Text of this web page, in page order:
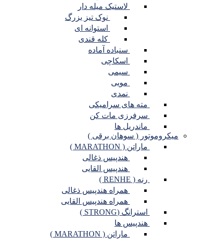
لاستیک میله دار
نوک تیز بزرگ
استوانه ای
کله قندی
سنباده آماده
اسکاچی
سیمی
مویی
نمدی
مته های سرامیکی
سرفرزی مات کن
ماندریل ها
میکروموتور ( سوهان برقی )
ماراتن ( MARATHON )
هندپیس ذغالی
هندپیس القایی
رنه ( RENHE )
همراه هندپیس ذغالی
همراه هندپیس القایی
استرانگ (STRONG )
هندپیس ها
ماراتن ( MARATHON )